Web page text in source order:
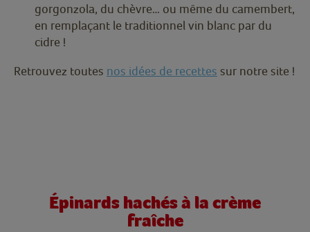
gorgonzola, du chèvre… ou même du camembert,
en remplaçant le traditionnel vin blanc par du
cidre !
Retrouvez toutes nos idées de recettes sur notre site !
Épinards hachés à la crème
fraîche